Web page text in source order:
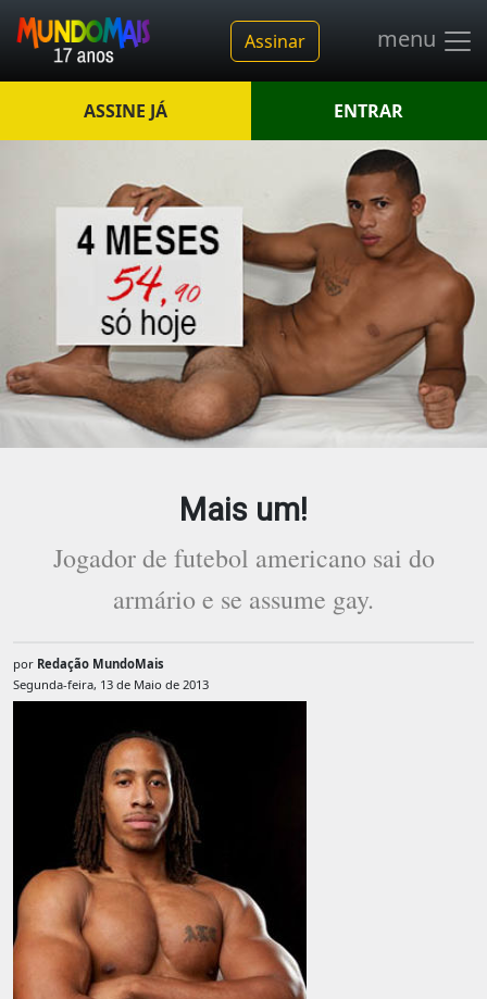
Assinar menu
ASSINE JÁ ENTRAR
Mais um!
Jogador de futebol americano sai do
armário e se assume gay.
por Redação MundoMais
Segunda-feira, 13 de Maio de 2013